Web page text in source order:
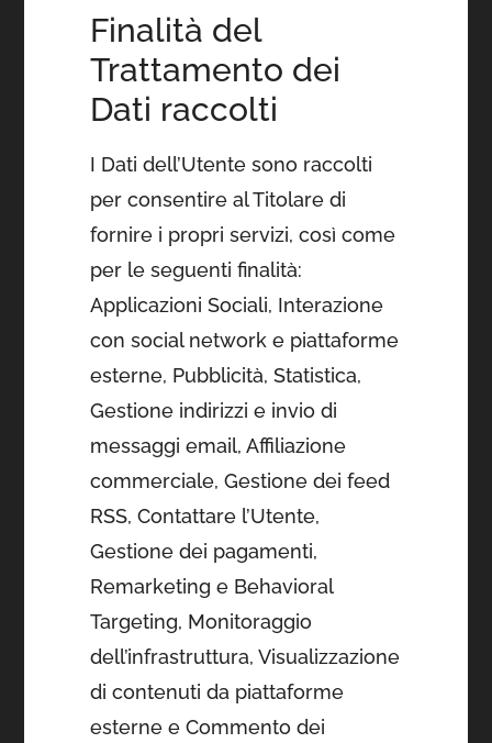
Finalità del
Trattamento dei
Dati raccolti
I Dati dell’Utente sono raccolti
per consentire al Titolare di
fornire i propri servizi, così come
per le seguenti finalità:
Applicazioni Sociali, Interazione
con social network e piattaforme
esterne, Pubblicità, Statistica,
Gestione indirizzi e invio di
messaggi email, Affiliazione
commerciale, Gestione dei feed
RSS, Contattare l’Utente,
Gestione dei pagamenti,
Remarketing e Behavioral
Targeting, Monitoraggio
dell’infrastruttura, Visualizzazione
di contenuti da piattaforme
esterne e Commento dei